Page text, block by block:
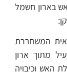
בארון חשמל
המשחררת
מתוך ארון
האש וכיבויה